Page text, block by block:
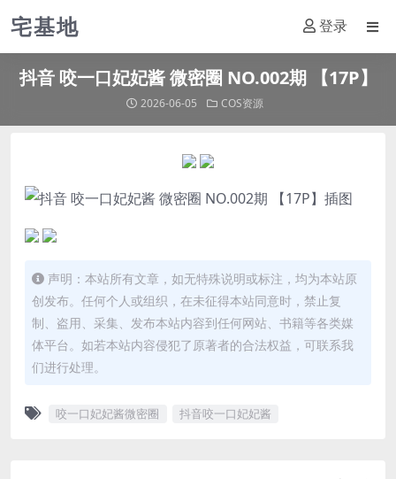
宅基地 登录
抖音 咬一口妃妃酱 微密圈 NO.002期 【17P】
2026-06-05 COS资源
声明：本站所有文章，如无特殊说明或标注，均为本站原
创发布。任何个人或组织，在未征得本站同意时，禁止复
制、盗用、采集、发布本站内容到任何网站、书籍等各类媒
体平台。如若本站内容侵犯了原著者的合法权益，可联系我
们进行处理。
咬一口妃妃酱微密圈 抖音咬一口妃妃酱